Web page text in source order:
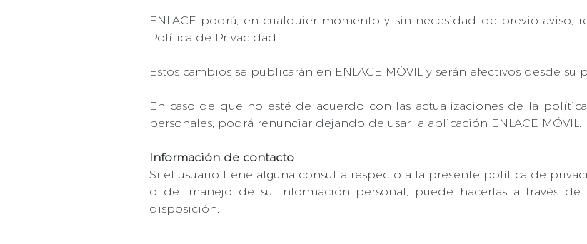
ENLACE podrá, en cualquier momento y sin necesidad de previo aviso,
Política de Privacidad.
Estos cambios se publicarán en ENLACE MÓVIL y serán efectivos desde su
En caso de que no esté de acuerdo con las actualizaciones de la
personales, podrá renunciar dejando de usar la aplicación ENLACE MÓVIL.
Información de contacto
Si el usuario tiene alguna consulta respecto a la presente política de
o del manejo de su información personal, puede hacerlas a través de
disposición.